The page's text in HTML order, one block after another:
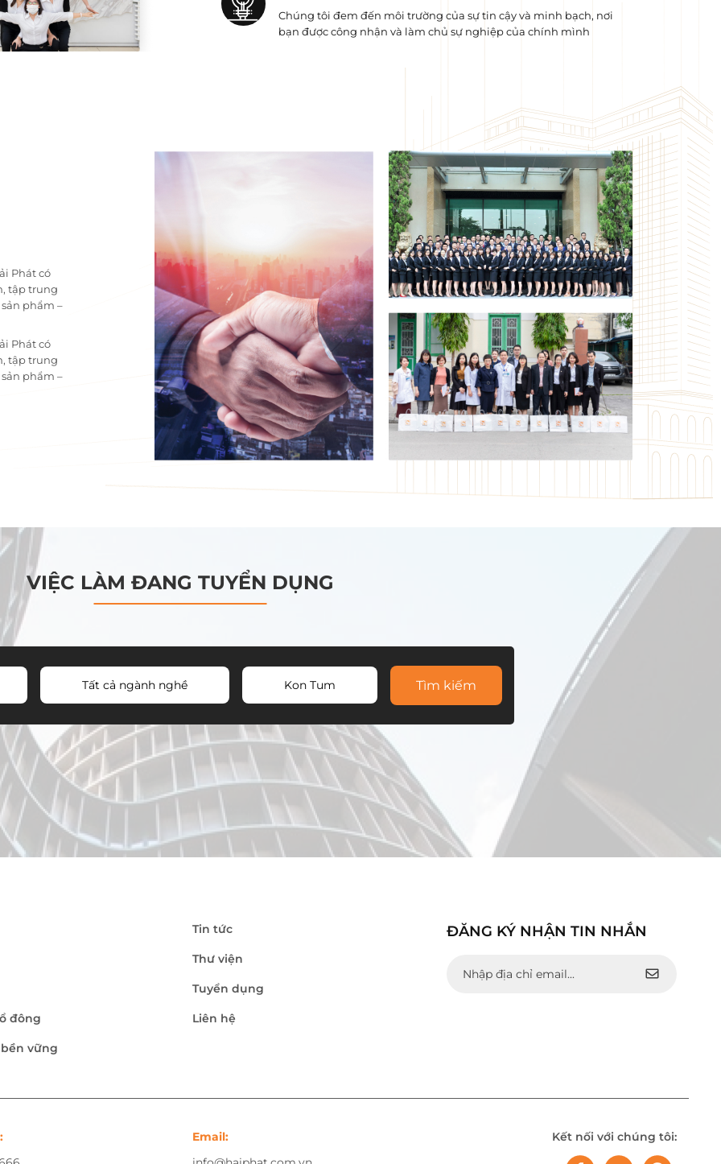
Chúng tôi đem đến môi trường của sự tin cậy và minh bạch, nơi
bạn được công nhận và làm chủ sự nghiệp của chính mình
Phát có
tập trung
phẩm –
Phát có
tập trung
phẩm –
VIỆC LÀM ĐANG TUYỂN DỤNG
Tất cả ngành nghề Kon Tum Tìm kiếm
đông
vững
Tin tức
Thư viện
Tuyển dụng
Liên hệ
ĐĂNG KÝ NHẬN TIN NHẮN
Email:
Kết nối với chúng tôi: